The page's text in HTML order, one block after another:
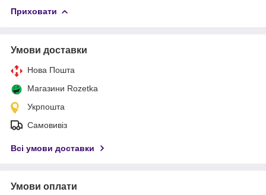
Приховати
Умови доставки
Нова Пошта
Магазини Rozetka
Укрпошта
Самовивіз
Всі умови доставки
Умови оплати